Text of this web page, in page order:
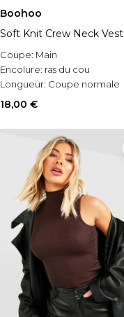
Boohoo
Soft Knit Crew Neck Vest
Coupe: Main
Encolure: ras du cou
Longueur: Coupe normale
18,00 €